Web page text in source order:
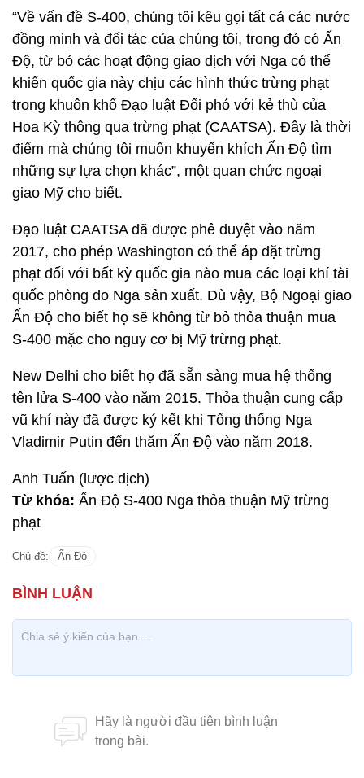
“Về vấn đề S-400, chúng tôi kêu gọi tất cả các nước
đồng minh và đối tác của chúng tôi, trong đó có Ấn
Độ, từ bỏ các hoạt động giao dịch với Nga có thể
khiến quốc gia này chịu các hình thức trừng phạt
trong khuôn khổ Đạo luật Đối phó với kẻ thù của
Hoa Kỳ thông qua trừng phạt (CAATSA). Đây là thời
điểm mà chúng tôi muốn khuyến khích Ấn Độ tìm
những sự lựa chọn khác”, một quan chức ngoại
giao Mỹ cho biết.
Đạo luật CAATSA đã được phê duyệt vào năm
2017, cho phép Washington có thể áp đặt trừng
phạt đối với bất kỳ quốc gia nào mua các loại khí tài
quốc phòng do Nga sản xuất. Dù vậy, Bộ Ngoại giao
Ấn Độ cho biết họ sẽ không từ bỏ thỏa thuận mua
S-400 mặc cho nguy cơ bị Mỹ trừng phạt.
New Delhi cho biết họ đã sẵn sàng mua hệ thống
tên lửa S-400 vào năm 2015. Thỏa thuận cung cấp
vũ khí này đã được ký kết khi Tổng thống Nga
Vladimir Putin đến thăm Ấn Độ vào năm 2018.
Anh Tuấn (lược dịch)
Từ khóa: Ấn Độ S-400 Nga thỏa thuận Mỹ trừng
phạt
Chủ đề: Ấn Độ